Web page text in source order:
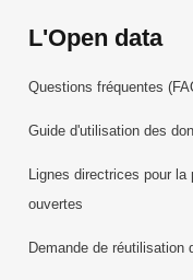
L'Open data
Questions fréquentes
Guide d'utilisation des
Lignes directrices pour la
ouvertes
Demande de réutilisation